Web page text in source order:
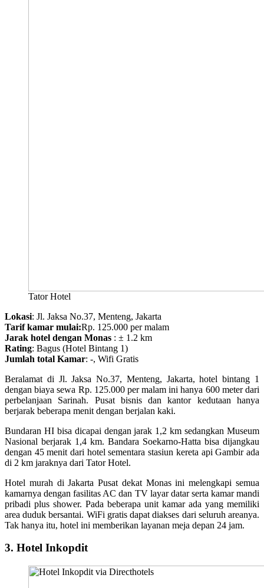
Tator Hotel
Lokasi: Jl. Jaksa No.37, Menteng, Jakarta
Tarif kamar mulai:Rp. 125.000 per malam
Jarak hotel dengan Monas : ± 1.2 km
Rating: Bagus (Hotel Bintang 1)
Jumlah total Kamar: -, Wifi Gratis
Beralamat di Jl. Jaksa No.37, Menteng, Jakarta, hotel bintang 1
dengan biaya sewa Rp. 125.000 per malam ini hanya 600 meter dari
perbelanjaan Sarinah. Pusat bisnis dan kantor kedutaan hanya
berjarak beberapa menit dengan berjalan kaki.
Bundaran HI bisa dicapai dengan jarak 1,2 km sedangkan Museum
Nasional berjarak 1,4 km. Bandara Soekarno-Hatta bisa dijangkau
dengan 45 menit dari hotel sementara stasiun kereta api Gambir ada
di 2 km jaraknya dari Tator Hotel.
Hotel murah di Jakarta Pusat dekat Monas ini melengkapi semua
kamarnya dengan fasilitas AC dan TV layar datar serta kamar mandi
pribadi plus shower. Pada beberapa unit kamar ada yang memiliki
area duduk bersantai. WiFi gratis dapat diakses dari seluruh areanya.
Tak hanya itu, hotel ini memberikan layanan meja depan 24 jam.
3. Hotel Inkopdit